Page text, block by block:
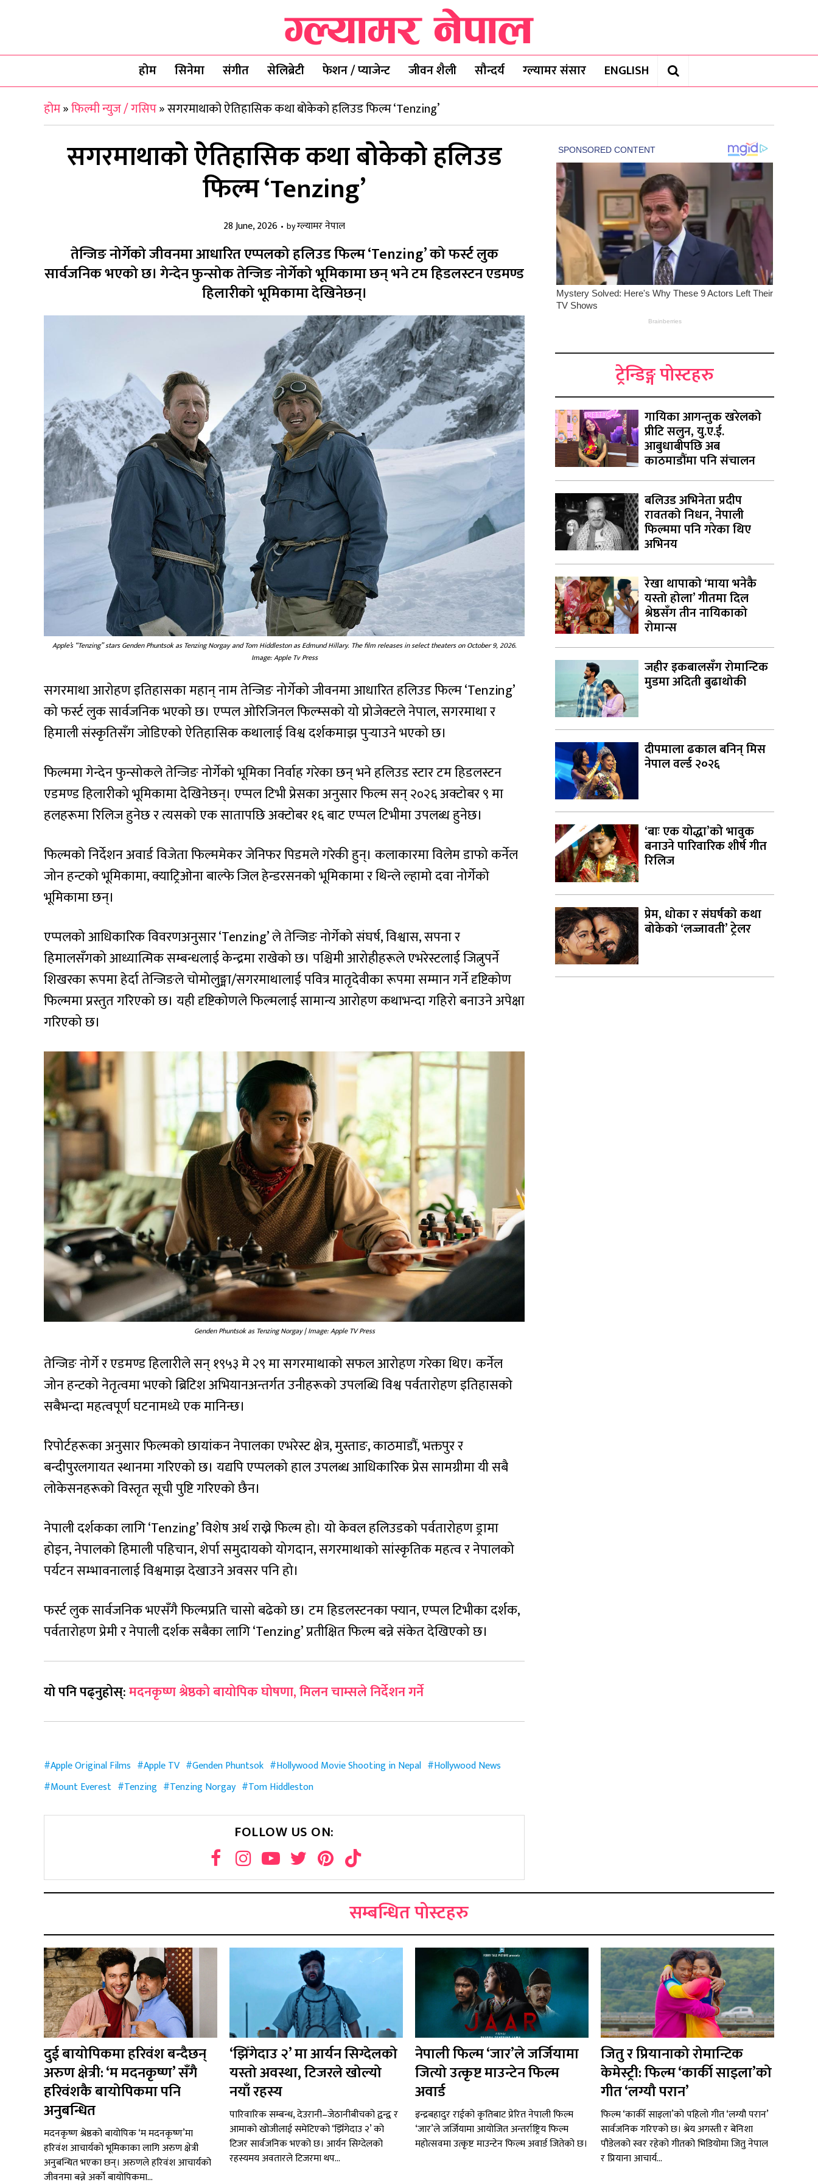
होम सिनेमा संगीत सेलिब्रेटी फेशन / प्याजेन्ट जीवन शैली सौन्दर्य ग्ल्यामर संसार
ENGLISH
होम»फिल्मी न्युज / गसिप»सगरमाथाको ऐतिहासिक कथा बोकेको हलिउड फिल्म ‘Tenzing’
सगरमाथाको ऐतिहासिक कथा बोकेको हलिउड
फिल्म ‘Tenzing’
28 June, 2026 byग्ल्यामर नेपाल
तेन्जिङ नोर्गेको जीवनमा आधारित एप्पलको हलिउड फिल्म ‘Tenzing’ को फर्स्ट लुक
सार्वजनिक भएको छ। गेन्देन फुन्सोक तेन्जिङ नोर्गेको भूमिकामा छन् भने टम हिडलस्टन एडमण्ड
हिलारीको भूमिकामा देखिनेछन्।
Apple’s “Tenzing” stars Genden Phuntsok as Tenzing Norgay and Tom Hiddleston as Edmund Hillary. The film releases in select theaters on October 9, 2026.
Image: Apple Tv Press
सगरमाथा आरोहण इतिहासका महान् नाम तेन्जिङ नोर्गेको जीवनमा आधारित हलिउड फिल्म ‘Tenzing’
को फर्स्ट लुक सार्वजनिक भएको छ। एप्पल ओरिजिनल फिल्म्सको यो प्रोजेक्टले नेपाल, सगरमाथा र
हिमाली संस्कृतिसँग जोडिएको ऐतिहासिक कथालाई विश्व दर्शकमाझ पुर्‍याउने भएको छ।
फिल्ममा गेन्देन फुन्सोकले तेन्जिङ नोर्गेको भूमिका निर्वाह गरेका छन् भने हलिउड स्टार टम हिडलस्टन
एडमण्ड हिलारीको भूमिकामा देखिनेछन्। एप्पल टिभी प्रेसका अनुसार फिल्म सन् २०२६ अक्टोबर ९ मा
हलहरूमा रिलिज हुनेछ र त्यसको एक सातापछि अक्टोबर १६ बाट एप्पल टिभीमा उपलब्ध हुनेछ।
फिल्मको निर्देशन अवार्ड विजेता फिल्ममेकर जेनिफर पिडमले गरेकी हुन्। कलाकारमा विलेम डाफो कर्नेल
जोन हन्टको भूमिकामा, क्याट्रिओना बाल्फे जिल हेन्डरसनको भूमिकामा र थिन्ले ल्हामो दवा नोर्गेको
भूमिकामा छन्।
एप्पलको आधिकारिक विवरणअनुसार ‘Tenzing’ ले तेन्जिङ नोर्गेको संघर्ष, विश्वास, सपना र
हिमालसँगको आध्यात्मिक सम्बन्धलाई केन्द्रमा राखेको छ। पश्चिमी आरोहीहरूले एभरेस्टलाई जित्नुपर्ने
शिखरका रूपमा हेर्दा तेन्जिङले चोमोलुङ्मा/सगरमाथालाई पवित्र मातृदेवीका रूपमा सम्मान गर्ने दृष्टिकोण
फिल्ममा प्रस्तुत गरिएको छ। यही दृष्टिकोणले फिल्मलाई सामान्य आरोहण कथाभन्दा गहिरो बनाउने अपेक्षा
गरिएको छ।
Genden Phuntsok as Tenzing Norgay | Image: Apple TV Press
तेन्जिङ नोर्गे र एडमण्ड हिलारीले सन् १९५३ मे २९ मा सगरमाथाको सफल आरोहण गरेका थिए। कर्नेल
जोन हन्टको नेतृत्वमा भएको ब्रिटिश अभियानअन्तर्गत उनीहरूको उपलब्धि विश्व पर्वतारोहण इतिहासको
सबैभन्दा महत्वपूर्ण घटनामध्ये एक मानिन्छ।
रिपोर्टहरूका अनुसार फिल्मको छायांकन नेपालका एभरेस्ट क्षेत्र, मुस्ताङ, काठमाडौं, भक्तपुर र
बन्दीपुरलगायत स्थानमा गरिएको छ। यद्यपि एप्पलको हाल उपलब्ध आधिकारिक प्रेस सामग्रीमा यी सबै
लोकेसनहरूको विस्तृत सूची पुष्टि गरिएको छैन।
नेपाली दर्शकका लागि ‘Tenzing’ विशेष अर्थ राख्ने फिल्म हो। यो केवल हलिउडको पर्वतारोहण ड्रामा
होइन, नेपालको हिमाली पहिचान, शेर्पा समुदायको योगदान, सगरमाथाको सांस्कृतिक महत्व र नेपालको
पर्यटन सम्भावनालाई विश्वमाझ देखाउने अवसर पनि हो।
फर्स्ट लुक सार्वजनिक भएसँगै फिल्मप्रति चासो बढेको छ। टम हिडलस्टनका फ्यान, एप्पल टिभीका दर्शक,
पर्वतारोहण प्रेमी र नेपाली दर्शक सबैका लागि ‘Tenzing’ प्रतीक्षित फिल्म बन्ने संकेत देखिएको छ।
यो पनि पढ्नुहोस्:मदनकृष्ण श्रेष्ठको बायोपिक घोषणा, मिलन चाम्सले निर्देशन गर्ने
Apple Original Films Apple TV Genden Phuntsok Hollywood Movie Shooting in Nepal
Hollywood News
Mount Everest
Tenzing Tenzing Norgay Tom Hiddleston
FOLLOW US ON:
ट्रेन्डिङ्ग पोस्टहरु
गायिका आगन्तुक खरेलको
प्रीटि सलुन, यु.ए.ई.
आबुधाबीपछि अब
काठमाडौंमा पनि संचालन
बलिउड अभिनेता प्रदीप
रावतको निधन, नेपाली
फिल्ममा पनि गरेका थिए
अभिनय
रेखा थापाको ‘माया भनेकै
यस्तो होला’ गीतमा दिल
श्रेष्ठसँग तीन नायिकाको
रोमान्स
जहीर इकबालसँग रोमान्टिक
मुडमा अदिती बुढाथोकी
दीपमाला ढकाल बनिन् मिस
नेपाल वर्ल्ड २०२६
‘बाः एक योद्धा’को भावुक
बनाउने पारिवारिक शीर्ष गीत
रिलिज
प्रेम, धोका र संघर्षको कथा
बोकेको ‘लज्जावती’ ट्रेलर
सम्बन्धित पोस्टहरु
दुई बायोपिकमा हरिवंश बन्दैछन्
अरुण क्षेत्री: ‘म मदनकृष्ण’ सँगै
हरिवंशकै बायोपिकमा पनि
अनुबन्धित
मदनकृष्ण श्रेष्ठको बायोपिक ‘म मदनकृष्ण’मा
हरिवंश आचार्यको भूमिकाका लागि अरुण क्षेत्री
अनुबन्धित भएका छन्। अरुणले हरिवंश आचार्यको
जीवनमा बन्ने अर्को बायोपिकमा...
‘झिँगेदाउ २’ मा आर्यन सिग्देलको
यस्तो अवस्था, टिजरले खोल्यो
नयाँ रहस्य
पारिवारिक सम्बन्ध, देउरानी–जेठानीबीचको द्वन्द्व र
आमाको खोजीलाई समेटिएको ‘झिँगेदाउ २’ को
टिजर सार्वजनिक भएको छ। आर्यन सिग्देलको
रहस्यमय अवतारले टिजरमा थप...
नेपाली फिल्म ‘जार’ले जर्जियामा
जित्यो उत्कृष्ट माउन्टेन फिल्म
अवार्ड
इन्द्रबहादुर राईको कृतिबाट प्रेरित नेपाली फिल्म
‘जार’ले जर्जियामा आयोजित अन्तर्राष्ट्रिय फिल्म
महोत्सवमा उत्कृष्ट माउन्टेन फिल्म अवार्ड जितेको छ।
जितु र प्रियानाको रोमान्टिक
केमेस्ट्री: फिल्म ‘कार्की साइला’को
गीत ‘लग्यौ परान’
फिल्म ‘कार्की साइला’को पहिलो गीत ‘लग्यौ परान’
सार्वजनिक गरिएको छ। श्रेय अगस्ती र बेनिशा
पौडेलको स्वर रहेको गीतको भिडियोमा जितु नेपाल
र प्रियाना आचार्य...